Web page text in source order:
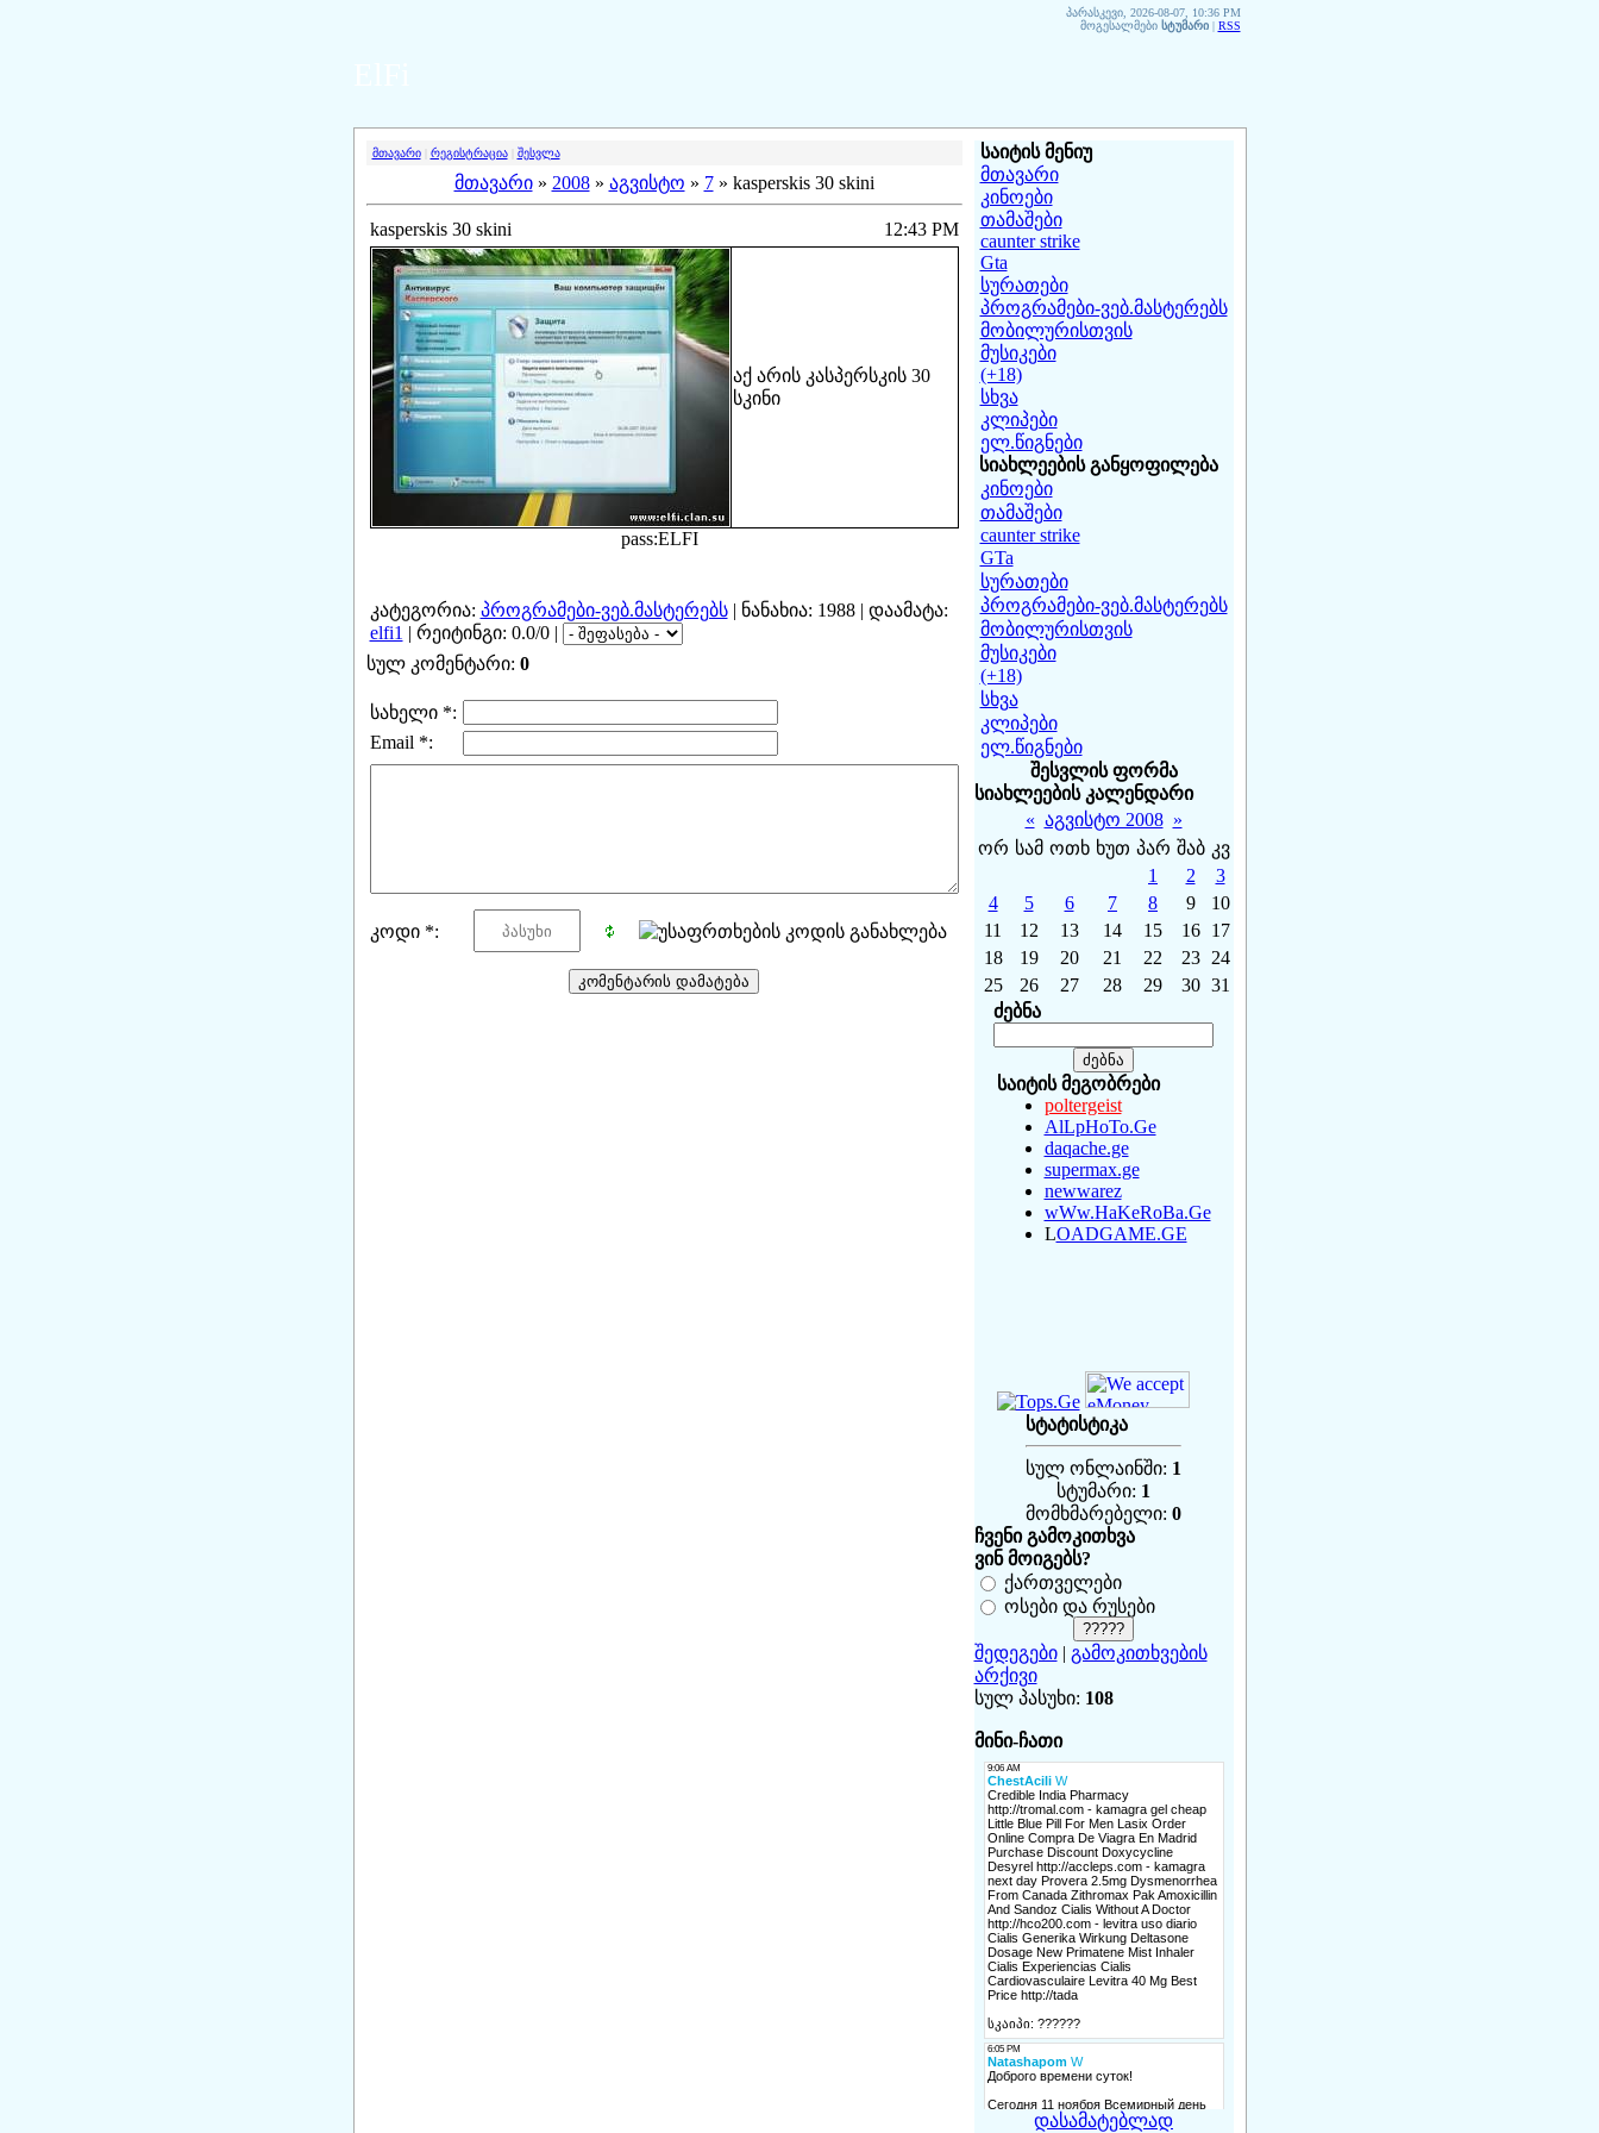
პარასკევი, 2026-08-07, 10:36 PM
მოგესალმები სტუმარი| RSS
მთავარი| რეგისტრაცია| შესვლა
მთავარი» 2008 » აგვისტო » 7» kasperskis 30 skini
kasperskis 30 skini 12:43 PM
აქ არის კასპერსკის 30
სკინი
pass:ELFI
კატეგორია: პროგრამები-ვებ.მასტერებს| ნანახია: 1988 | დაამატა:
elfi1 | რეიტინგი: 0.0/0 |
სულ კომენტარი: 0
სახელი *:
Email *:
კოდი *:
საიტის მენიუ
მთავარი
კინოები
თამაშები
caunter strike
Gta
სურათები
პროგრამები-ვებ.მასტერებს
მობილურისთვის
მუსიკები
(+18)
სხვა
კლიპები
ელ.წიგნები
სიახლეების განყოფილება
კინოები
თამაშები
caunter strike
GTa
სურათები
პროგრამები-ვებ.მასტერებს
მობილურისთვის
მუსიკები
(+18)
სხვა
კლიპები
ელ.წიგნები
შესვლის ფორმა
სიახლეების კალენდარი
« აგვისტო 2008 »
ორ სამ ოთხ ხუთ პარ შაბ კვ
1
2
3
4
5 6 7 8 9
10
11
12 13 14 15 16
17
18
19 20 21 22 23
24
25
26 27 28 29 30 31
ძებნა
საიტის მეგობრები
poltergeist
AlLpHoTo.Ge
daqache.ge
supermax.ge
newwarez
wWw.HaKeRoBa.Ge
LOADGAME.GE
სტატისტიკა
სულ ონლაინში: 1
სტუმარი: 1
მომხმარებელი: 0
ჩვენი გამოკითხვა
ვინ მოიგებს?
ქართველები
ოსები და რუსები
შედეგები| გამოკითხვების
არქივი
სულ პასუხი: 108
მინი-ჩათი
დასამატებლად